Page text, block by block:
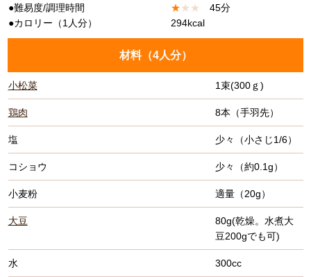
●難易度/調理時間 ★★ ★
45分
●カロリー（1人分）
294kcal
材料（4人分）
小松菜 1束(300ｇ)
鶏肉 8本（手羽先）
塩 少々（小さじ1/6）
コショウ 少々（約0.1g）
小麦粉 適量（20g）
大豆
80g(乾燥。水煮大
豆200gでも可)
水 300cc